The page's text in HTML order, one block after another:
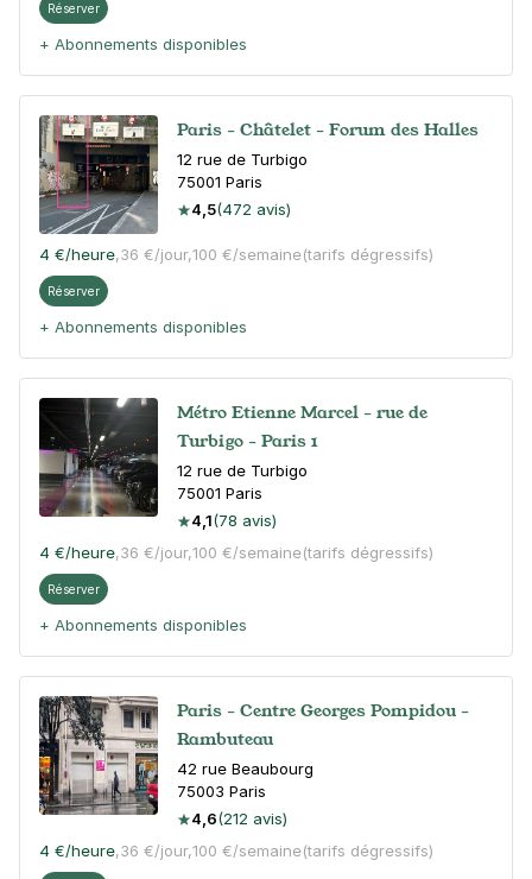
Réserver
+ Abonnements disponibles
Paris - Châtelet - Forum des Halles
12 rue de Turbigo
75001 Paris
4,5(472 avis)
4 €/heure,36 €/jour,100 €/semaine(tarifs dégressifs)
Réserver
+ Abonnements disponibles
Métro Etienne Marcel - rue de
Turbigo - Paris 1
12 rue de Turbigo
75001 Paris
4,1(78 avis)
4 €/heure,36 €/jour,100 €/semaine(tarifs dégressifs)
Réserver
+ Abonnements disponibles
Paris - Centre Georges Pompidou -
Rambuteau
42 rue Beaubourg
75003 Paris
4,6(212 avis)
4 €/heure,36 €/jour,100 €/semaine(tarifs dégressifs)